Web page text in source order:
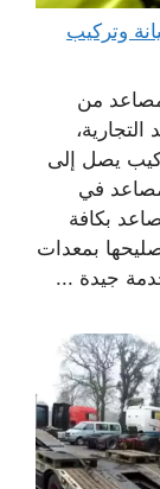
في الكويت 65542233 صيانة وتركيب
من
يصل إلى
مصاعد في
بكافة
بمعدات
جيدة ...